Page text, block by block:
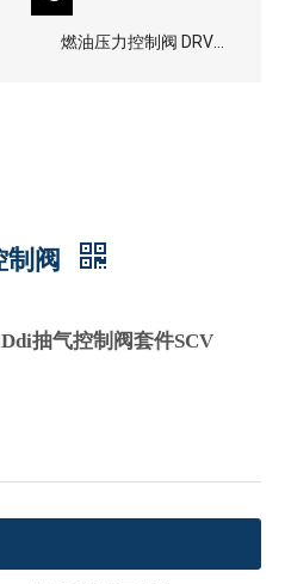
燃油压力控制阀 DRV
制阀
抽气控制阀套件SCV